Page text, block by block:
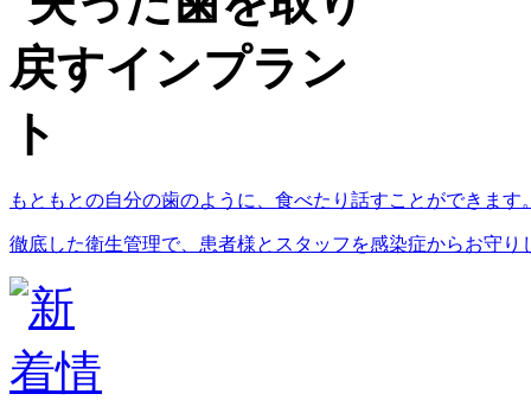
もともとの自分の歯のように、食べたり話すことができます
徹底した衛生管理で、患者様とスタッフを感染症からお守り